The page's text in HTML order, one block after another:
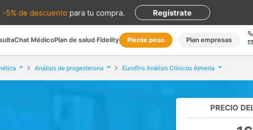
-5% de descuento para tu compra. Regístrate
Chat MédicoPlan de salud Fidelity Pierde peso Plan empresas
Análisis de progesterona Eurofins Análisis Clínicos Almería
PRECIO